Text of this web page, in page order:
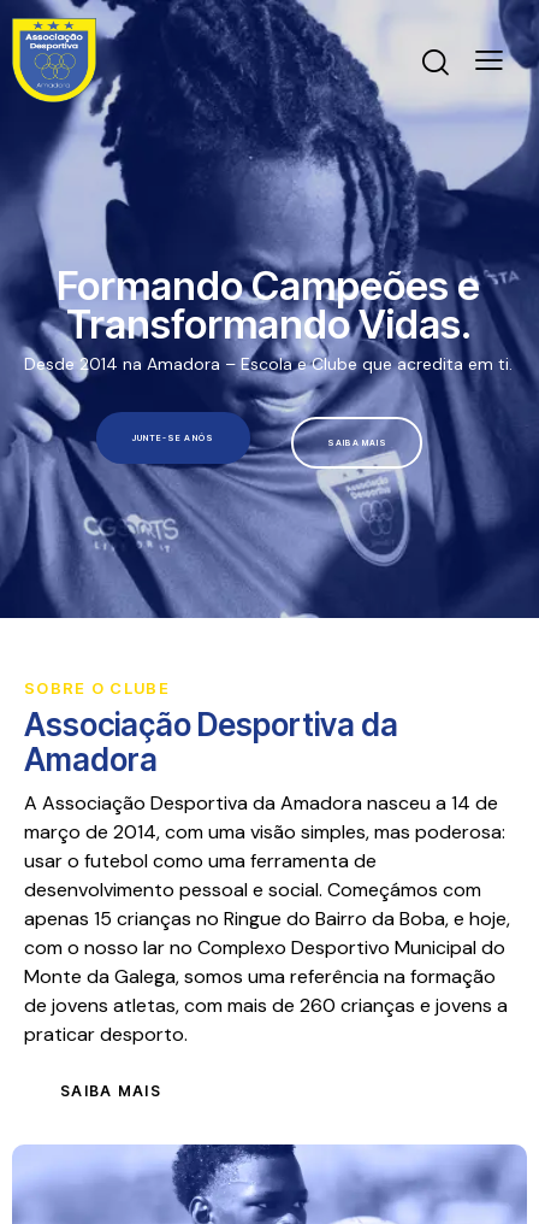
SAIBA MAIS
JUNTE-SE A NÓS
Desde 2014 na Amadora – Escola e Clube que acredita em ti.
Formando Campeões e
Transformando Vidas.
SOBRE O CLUBE
Associação Desportiva da
Amadora
A Associação Desportiva da Amadora nasceu a 14 de
março de 2014, com uma visão simples, mas poderosa:
usar o futebol como uma ferramenta de
desenvolvimento pessoal e social. Começámos com
apenas 15 crianças no Ringue do Bairro da Boba, e hoje,
com o nosso lar no Complexo Desportivo Municipal do
Monte da Galega, somos uma referência na formação
de jovens atletas, com mais de 260 crianças e jovens a
praticar desporto.
SAIBA MAIS